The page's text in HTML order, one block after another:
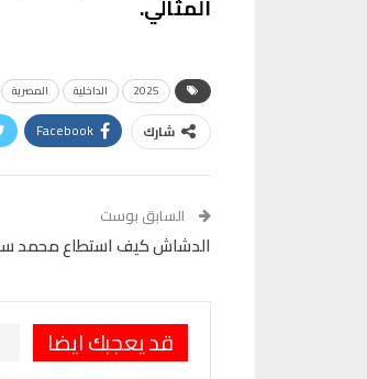
المثالي.
2025 الداخلية المصرية
شارك Facebook
السابق بوست
الدشاش كيف استطاع محمد
قد يعجبك ايضا